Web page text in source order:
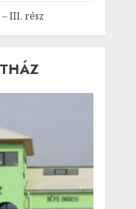
III. rész